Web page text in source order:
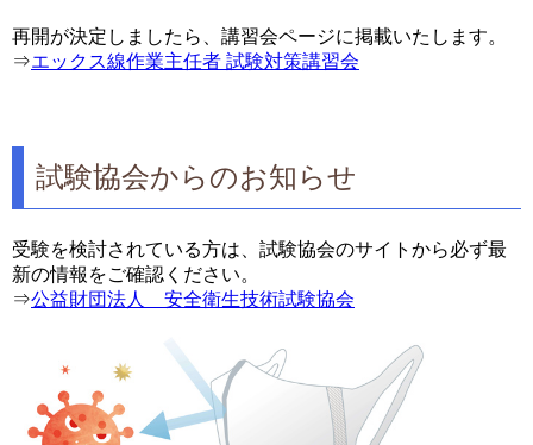
再開が決定しましたら、講習会ページに掲載いたします。
⇒エックス線作業主任者 試験対策講習会
試験協会からのお知らせ
受験を検討されている方は、試験協会のサイトから必ず最
新の情報をご確認ください。
⇒公益財団法人 安全衛生技術試験協会